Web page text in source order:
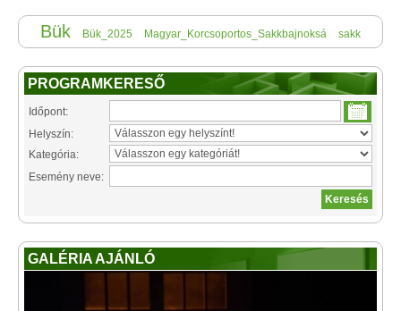
Bük Bük_2025 Magyar_Korcsoportos_Sakkbajnoksá sakk
PROGRAMKERESŐ
Időpont:
Helyszín:
Kategória:
Esemény neve:
GALÉRIA AJÁNLÓ